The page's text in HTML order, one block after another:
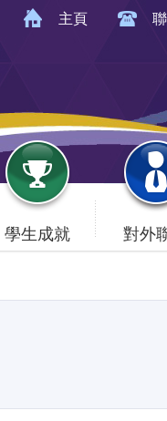
主頁
學生成就 對外